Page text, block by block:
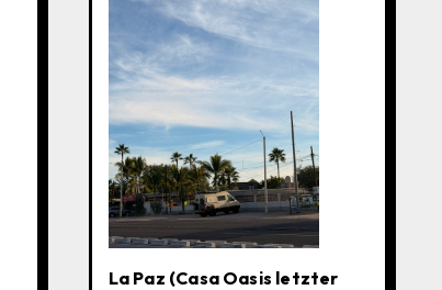
La Paz (Casa Oasis letzter